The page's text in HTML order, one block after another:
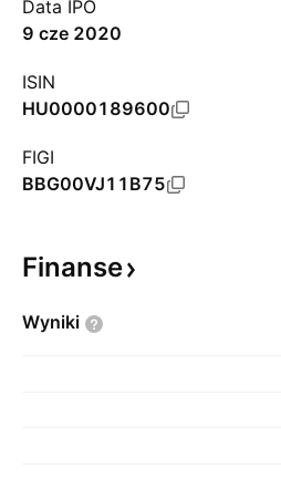
Data IPO
9 cze 2020
ISIN
HU0000189600
FIGI
BBG00VJ11B75
Finanse
Wyniki